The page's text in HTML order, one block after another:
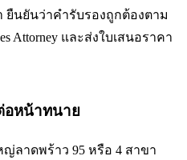
ยืนยันว่าคำรับรองถูกต้องตาม
Attorney และส่งใบเสนอราคา
อหน้าทนาย
ลาดพร้าว 95 หรือ 4 สาขา